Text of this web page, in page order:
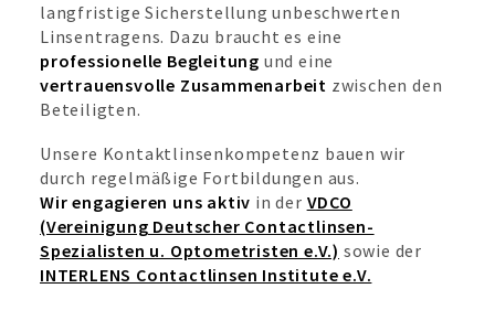
langfristige Sicherstellung unbeschwerten
Linsentragens. Dazu braucht es eine
professionelle Begleitung und eine
vertrauensvolle Zusammenarbeit zwischen den
Beteiligten.
Unsere Kontaktlinsenkompetenz bauen wir
durch regelmäßige Fortbildungen aus.
Wir engagieren uns aktiv in der VDCO
(Vereinigung Deutscher Contactlinsen-
Spezialisten u. Optometristen e.V.) sowie der
INTERLENS Contactlinsen Institute e.V.